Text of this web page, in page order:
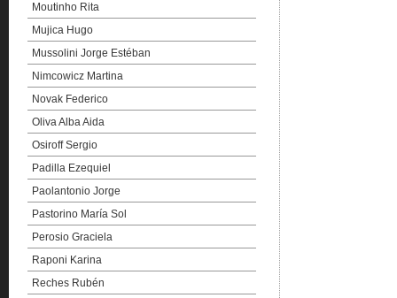
Moutinho Rita
Mujica Hugo
Mussolini Jorge Estéban
Nimcowicz Martina
Novak Federico
Oliva Alba Aida
Osiroff Sergio
Padilla Ezequiel
Paolantonio Jorge
Pastorino María Sol
Perosio Graciela
Raponi Karina
Reches Rubén